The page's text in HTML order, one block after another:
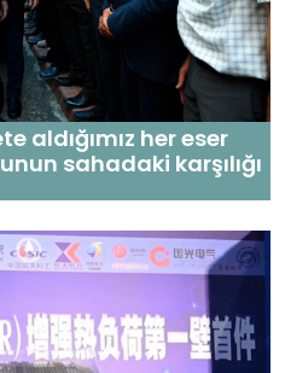
aldığımız her eser
sahadaki karşılığı